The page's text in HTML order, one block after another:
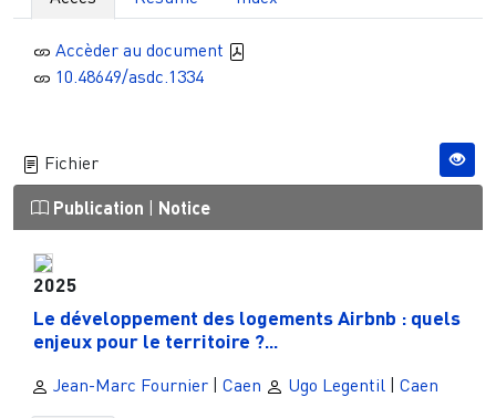
Accèder au document
10.48649/asdc.1334
Fichier
Publication Notice
2025
Le développement des logements Airbnb : quels
enjeux pour le territoire ?...
Jean-Marc Fournier Caen Ugo Legentil Caen